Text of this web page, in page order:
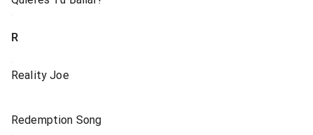
R
Reality Joe
Redemption Song